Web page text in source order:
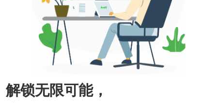
解锁无限可能，